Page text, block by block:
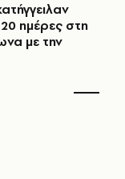
ημέρες στη
με την